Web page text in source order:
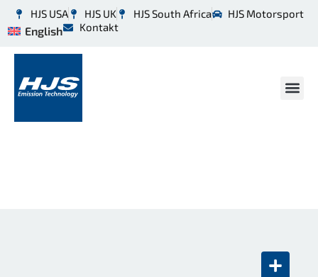
HJS USA HJS UK HJS South Africa HJS Motorsport
English Kontakt